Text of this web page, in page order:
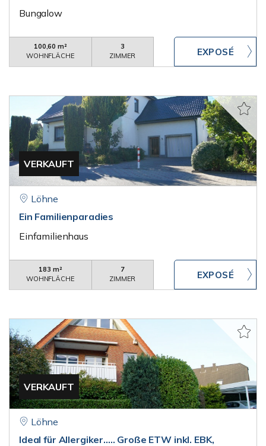
Bungalow
100,60 m²
WOHNFLÄCHE
3
ZIMMER
VERKAUFT
Löhne
Ein Familienparadies
Einfamilienhaus
183 m²
WOHNFLÄCHE
7
ZIMMER
VERKAUFT
Löhne
Ideal für Allergiker..... Große ETW inkl. EBK,